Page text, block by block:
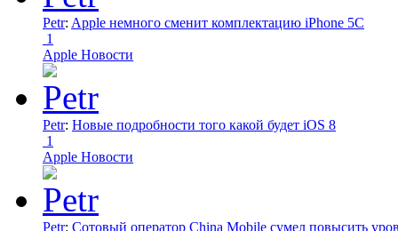
Petr: Apple немного сменит комплектацию iPhone 5C
1
Apple Новости
Petr: Новые подробности того какой будет iOS 8
1
Apple Новости
Petr: Сотовый оператор China Mobile сумел повысить